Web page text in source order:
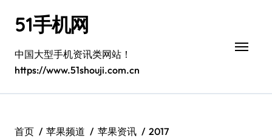
51手机网
中国大型手机资讯类网站！
https://www.51shouji.com.cn
首页 苹果频道 苹果资讯
2017